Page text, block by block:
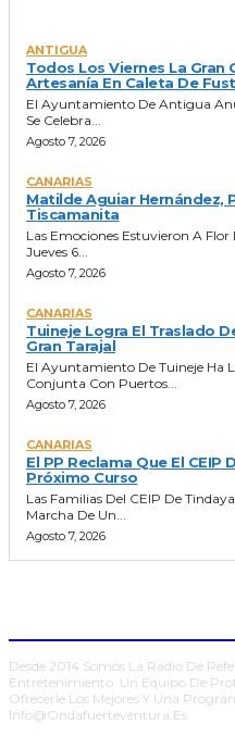
ANTIGUA
Todos Los Viernes La Gran
Artesanía En Caleta De
El Ayuntamiento De Antigua
Se Celebra...
Agosto 7, 2026
CANARIAS
Matilde Aguiar Hernández,
Tiscamanita
Las Emociones Estuvieron A
Jueves 6...
Agosto 7, 2026
CANARIAS
Tuineje Logra El Traslado
Gran Tarajal
El Ayuntamiento De Tuineje Ha
Conjunta Con Puertos...
Agosto 7, 2026
CANARIAS
El PP Reclama Que El
Próximo Curso
Las Familias Del CEIP De
Marcha De Un...
Agosto 7, 2026
Desde 2014 Somos La Radio De
Entretenimiento. Un Equipo De
Ofrecerle Los Mejores Y Una
Info@ondafuerteventura.es